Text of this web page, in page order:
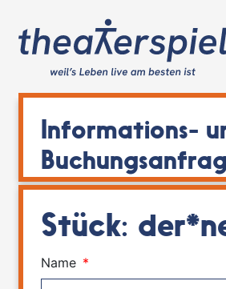
Informations-
Stück:
*
Name